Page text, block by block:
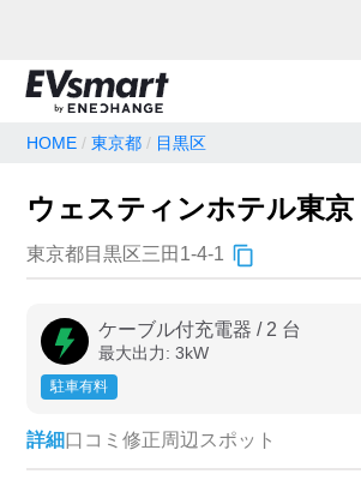
地名・観光スポット・住所で検索
充電器の種類
急速充電器のみ表示
高速道路上のみ表示
HOME 東京都 目黒区
ウェスティンホテル東京
東京都目黒区三田1-4-1
ケーブル付充電器 / 2 台
最大出力: 3kW
駐車有料
詳細口コミ 修正周辺スポット